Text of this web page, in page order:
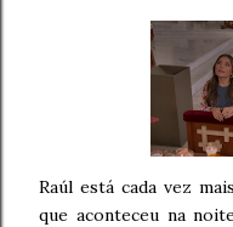
Raúl está cada vez
que aconteceu na